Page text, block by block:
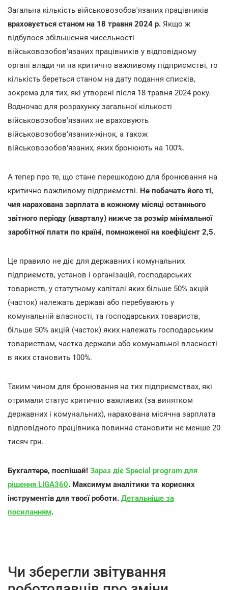
Загальна кількість військовозобов'язаних працівників
враховується станом на 18 травня 2024 р. Якщо ж
відбулося збільшення чисельності
військовозобов'язаних працівників у відповідному
органі влади чи на критично важливому підприємстві, то
кількість береться станом на дату подання списків,
зокрема для тих, які утворені після 18 травня 2024 року.
Водночас для розрахунку загальної кількості
військовозобов'язаних не враховують
військовозобов'язаних-жінок, а також
військовозобов'язаних, яких бронюють на 100%.
А тепер про те, що стане перешкодою для бронювання на
критично важливому підприємстві. Не побачать його ті,
чия нарахована зарплата в кожному місяці останнього
звітного періоду (кварталу) нижче за розмір мінімальної
заробітної плати по країні, помноженої на коефіцієнт 2,5.
Це правило не діє для державних і комунальних
підприємств, установ і організацій, господарських
товариств, у статутному капіталі яких більше 50% акцій
(часток) належать державі або перебувають у
комунальній власності, та господарських товариств,
більше 50% акцій (часток) яких належать господарським
товариствам, частка держави або комунальної власності
в яких становить 100%.
Таким чином для бронювання на тих підприємствах, які
отримали статус критично важливих (за винятком
державних і комунальних), нарахована місячна зарплата
відповідного працівника повинна становити не менше 20
тисяч грн.
Бухгалтере, поспішай! Зараз діє Special program для
рішення LIGA360. Максимум аналітики та корисних
інструментів для твоєї роботи. Детальніше за
посиланням.
Чи зберегли звітування